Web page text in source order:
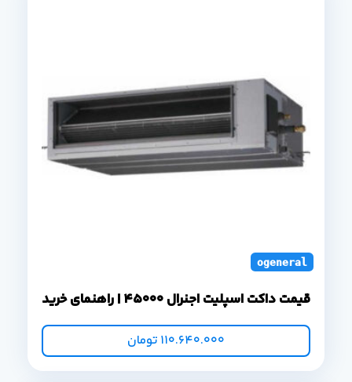
ogeneral duct
قیمت داکت اسپلیت اجنرال 45000 | راهنمای خرید
110.640.000 تومان